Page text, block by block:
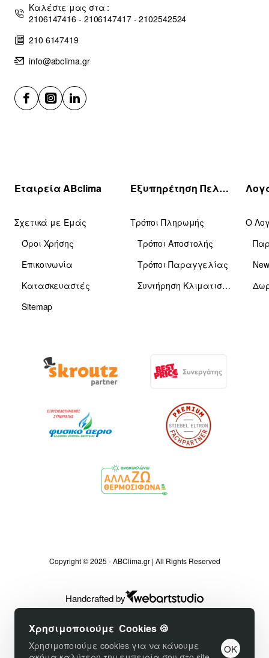
Χρησιμοποιούμε Cookies 🍪
Χρησιμοποιούμε cookies για να κάνουμε
OK
Καλέστε μας στα :
2106147416 - 2106147417 - 2102542524
210 6147419
info@abclima.gr
Εταιρεία ABclima
Σχετικά με Εμάς
Όροι Χρήσης
Επικοινωνία
Κατασκευαστές
Sitemap
Εξυπηρέτηση Πελατών
Τρόποι Πληρωμής
Τρόποι Αποστολής
Τρόποι Παραγγελίας
Συντήρηση Κλιματιστικών
Ο
Copyright © 2025 - ABClima.gr | All Rights Reserved
Handcrafted by